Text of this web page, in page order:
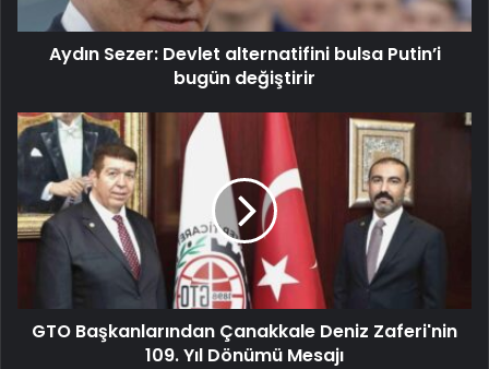
Aydın Sezer: Devlet alternatifini bulsa Putin’i
bugün değiştirir
GTO Başkanlarından Çanakkale Deniz Zaferi'nin
109. Yıl Dönümü Mesajı